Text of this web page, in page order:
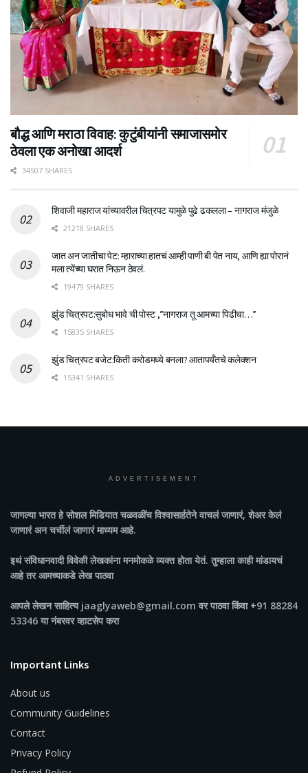
बौद्ध आणि मराठा विवाह: कुटुंबीयांनी समाजासमोर
ठेवला एक अनोखा आदर्श
34507 SHARES
शिवाजी महाराज यांच्यावरील चित्रपट यामुळे पुढे ढकलला – नागराज मंजुळे
21218 SHARES
जात अन जातीचा पेट: म्हाराच्या हातचं आम्ही पाणी बी पेत नाय, आणि ह्या पोरानं
मला त्येंच्या घरात निऊन ठेवलं.
19479 SHARES
झुंड चित्रपट:सुबोध भावे ची पोस्ट ,”नागराज तू आमच्या पिढीचा…”
15835 SHARES
झुंड चित्रपट बजेट:किती करोडमध्ये बनला? आतापर्यँतचे कलेक्शन
15341 SHARES
ADVERTISEMENT
जागल्या भारतहे सोशल मिडियात चळवळींच विश्वासार्हतेने वाचलं जाणारं, शेअर केलं
जाणारं अन चर्चीलं जाणारं माध्यम आहे.
इथं संविधानवादी विवेकी लेखकांना मनमोकळे व्यक्त होता येतं. तुम्हाला काही मांडायचं
आहे तर आमच्याकडे लेख पाठवा
आपले लेखन साहित्य jaaglyaweb@gmail.com वर पाठवा किंवा +91 88284
53346 या नंबरवर व्हाटसेप करा
Important Links
About us
Community Guidelines
Contact
Privacy Policy